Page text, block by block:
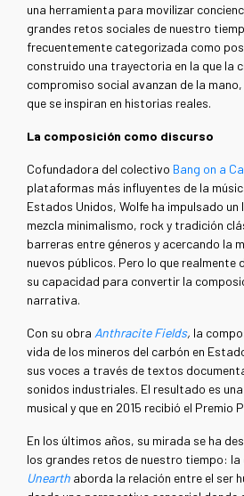
una herramienta para movilizar
grandes retos sociales de nuestro
frecuentemente categorizada como
construido una trayectoria en la que la
compromiso social avanzan de la
que se inspiran en historias reales.
La composición como discurso
Cofundadora del colectivo Bang on a
plataformas más influyentes de la
Estados Unidos, Wolfe ha impulsado un
mezcla minimalismo, rock y tradición
barreras entre géneros y acercando la
nuevos públicos. Pero lo que realmente
su capacidad para convertir la
narrativa.
Con su obra Anthracite Fields, la
vida de los mineros del carbón en
sus voces a través de textos
sonidos industriales. El resultado es
musical y que en 2015 recibió el Premio
En los últimos años, su mirada se ha
los grandes retos de nuestro tiempo:
Unearth aborda la relación entre el ser